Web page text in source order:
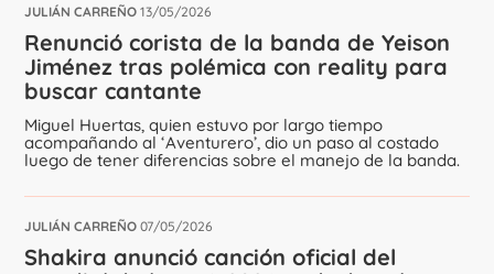
JULIÁN CARREÑO 13/05/2026
Renunció corista de la banda de Yeison
Jiménez tras polémica con reality para
buscar cantante
Miguel Huertas, quien estuvo por largo tiempo
acompañando al ‘Aventurero’, dio un paso al costado
luego de tener diferencias sobre el manejo de la banda.
JULIÁN CARREÑO 07/05/2026
Shakira anunció canción oficial del